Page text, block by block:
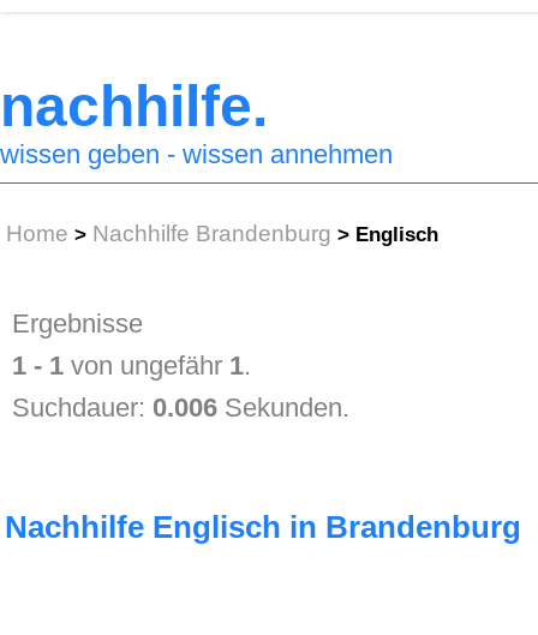
nachhilfe.
wissen geben - wissen annehmen
Home > Nachhilfe Brandenburg > Englisch
Ergebnisse
1 - 1 von ungefähr 1.
Suchdauer: 0.006 Sekunden.
Nachhilfe Englisch in Brandenburg